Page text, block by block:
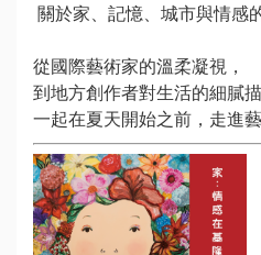
觀
展
覽
活
動
關於家、記憶、城市與情感
從國際藝術家的溫柔凝視，
到地方創作者對生活的細膩描
一起在夏天開始之前，走進